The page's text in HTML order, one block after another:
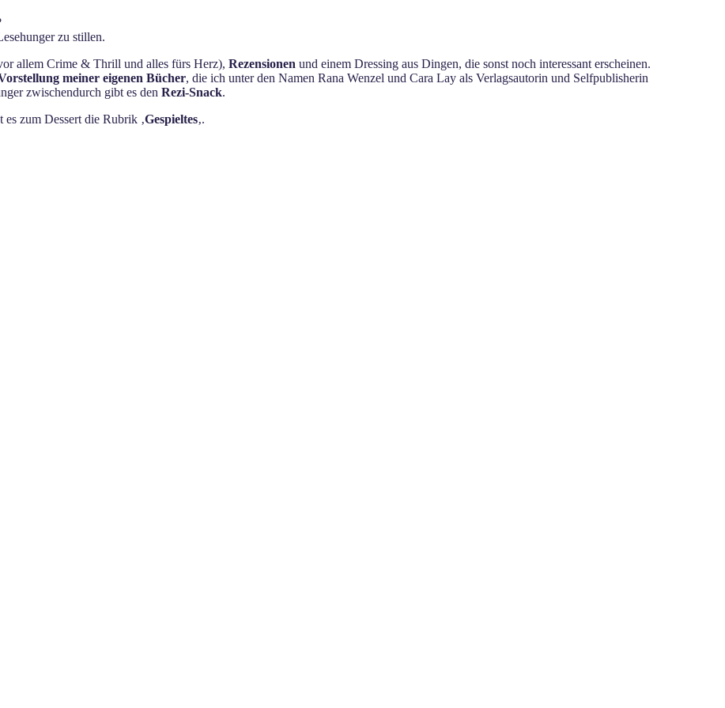
zu stillen.
allem Crime & Thrill und alles fürs Herz), Rezensionen und einem Dressing aus Dingen, die sonst noch interessant erscheinen.
meiner eigenen Bücher, die ich unter den Namen Rana Wenzel und Cara Lay als Verlagsautorin und Selfpublisherin
zwischendurch gibt es den Rezi-Snack.
zum Dessert die Rubrik ‚Gespieltes‚.